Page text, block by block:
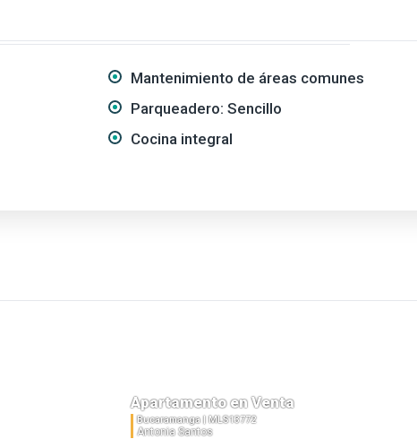
Mantenimiento de áreas comunes
Parqueadero: Sencillo
Cocina integral
Apartamento en Venta
Bucaramanga | MLS13772
Antonia Santos